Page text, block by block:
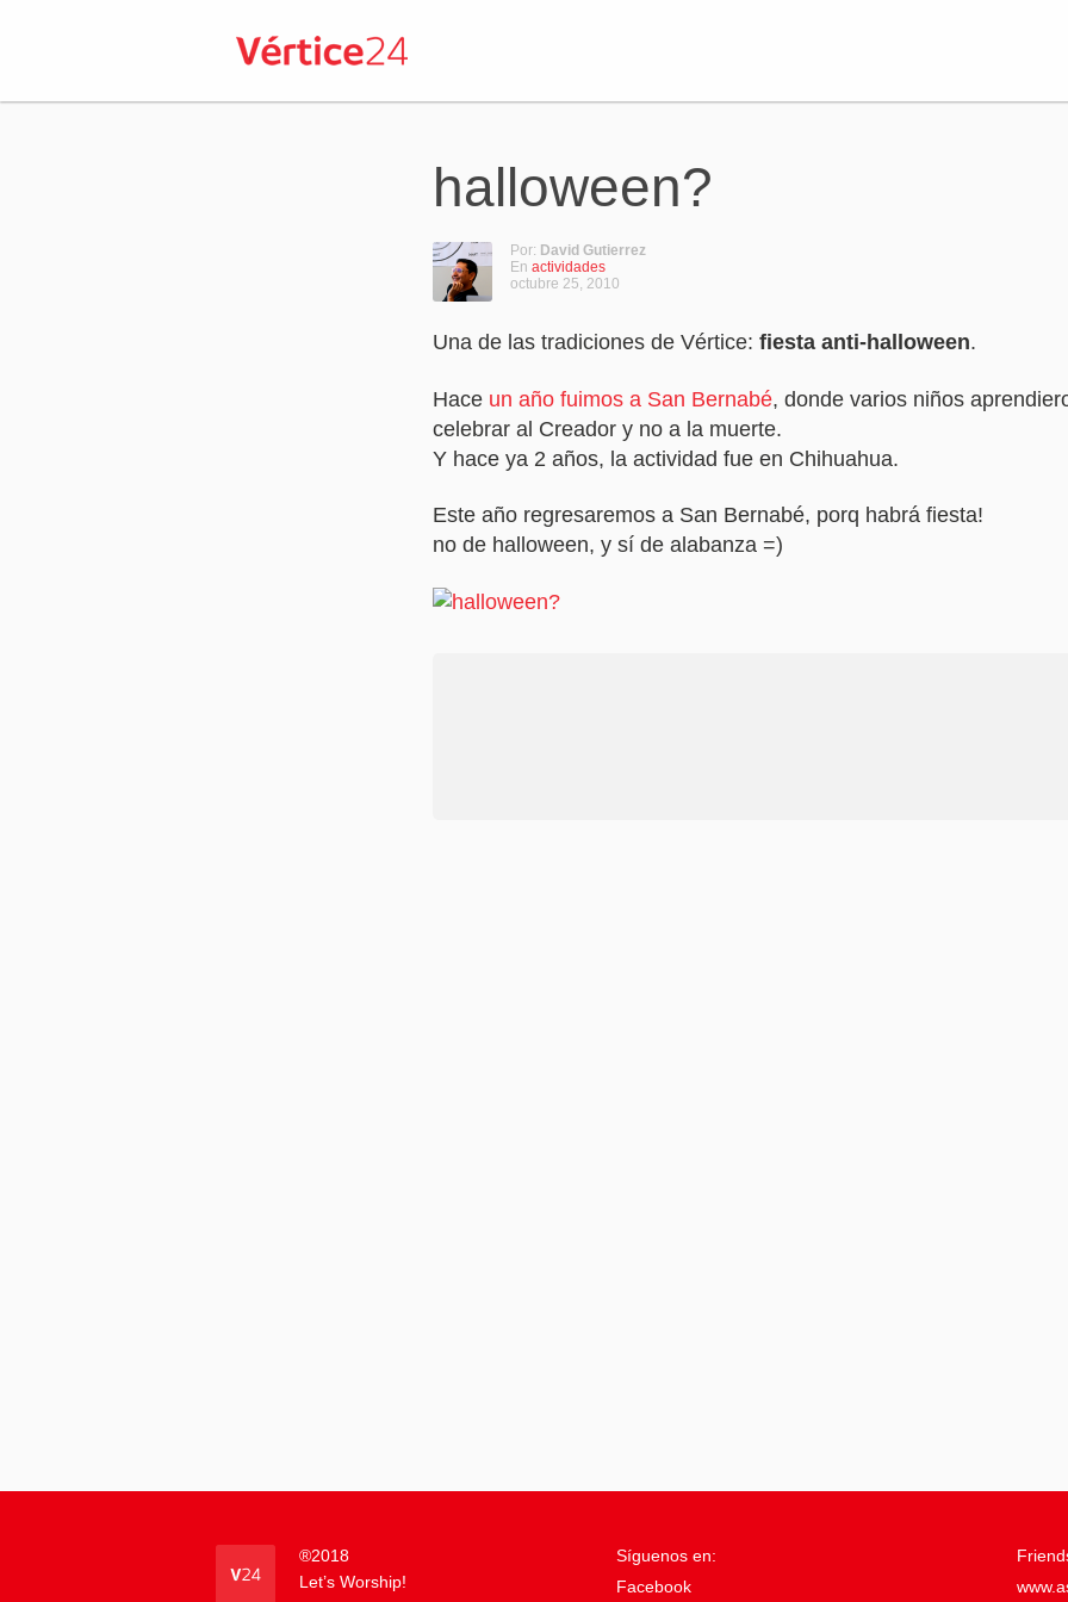
halloween?
Por: David Gutierrez
En actividades
octubre 25, 2010
Una de las tradiciones de Vértice: fiesta anti-halloween.
Hace un año fuimos a San Bernabé, donde varios niños
celebrar al Creador y no a la muerte.
Y hace ya 2 años, la actividad fue en Chihuahua.
Este año regresaremos a San Bernabé, porq habrá fiesta!
no de halloween, y sí­ de alabanza =)
®2018
Let’s Worship!
Síguenos en:
Facebook